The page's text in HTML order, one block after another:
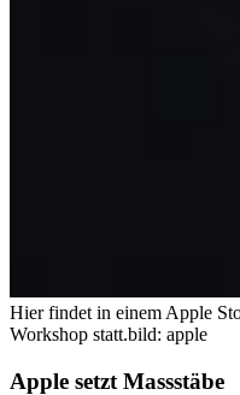
Hier findet in einem Apple
Workshop statt.bild: apple
Apple setzt Massstäbe